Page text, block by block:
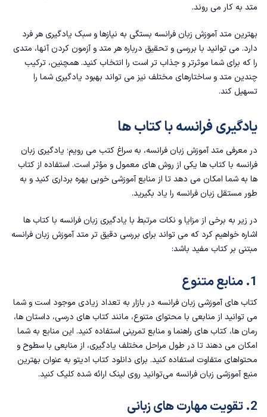
متد به کار می روند.
بهترین متد آموزش زبان فرانسه بستگی به نیازها و سبک یادگیری هر فرد
دارد. می توانید با بررسی و تحقیق درباره هر متد و آزمون کردن آنها، متدی
را که برای شما موثرتر و جذاب تر است را انتخاب کنید. همچنین، ترکیب
چندین متد و ساختارهای مختلف نیز می تواند بهبود یادگیری شما را
تسهیل کند.
یادگیری فرانسه با کتاب ها
در معرفی متد آموزش زبان فرانسه، به سراغ کتب می رویم؛ یادگیری زبان
فرانسه با کتاب ها یکی از روش های معمول و مؤثر است. استفاده از کتاب
ها به شما امکان می دهد تا از منابع آموزشی خوبی بهره برداری کنید و به
طور مستقل زبان فرانسه را یاد بگیرید.
در زیر به برخی از مزایا و نکات مرتبط با یادگیری زبان فرانسه با کتاب ها
اشاره خواهیم کرد که می تواند برای بررسی دقیق تر متد آموزش زبان فرانسه
مبتنی بر کتاب مفید باشد:
1. منابع متنوع
کتاب های آموزشی زبان فرانسه در بازار به تعداد زیادی موجود است و شما
می توانید از منابعی با محتوای متنوع، مانند کتاب های درسی، داستان ها،
رمان ها، کتاب های راهنما و منابع تمرینی استفاده کنید. این منابع به شما
امکان می دهند تا در طول مراحل مختلف یادگیری، از منابعی با سطوح و
محتواهای متفاوت استفاده کنید. برای دانلود کتاب ادیتو به عنوان بهترین
منبع آموزشی زبان فرانسه می‌توانید روی لینک ارائه شده کلیک کنید.
2. تقویت مهارت های زبانی